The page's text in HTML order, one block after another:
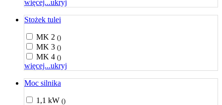
więcej...ukryj
Stożek tulei
MK 2 ()
MK 3 ()
MK 4 ()
więcej...ukryj
Moc silnika
1,1 kW ()